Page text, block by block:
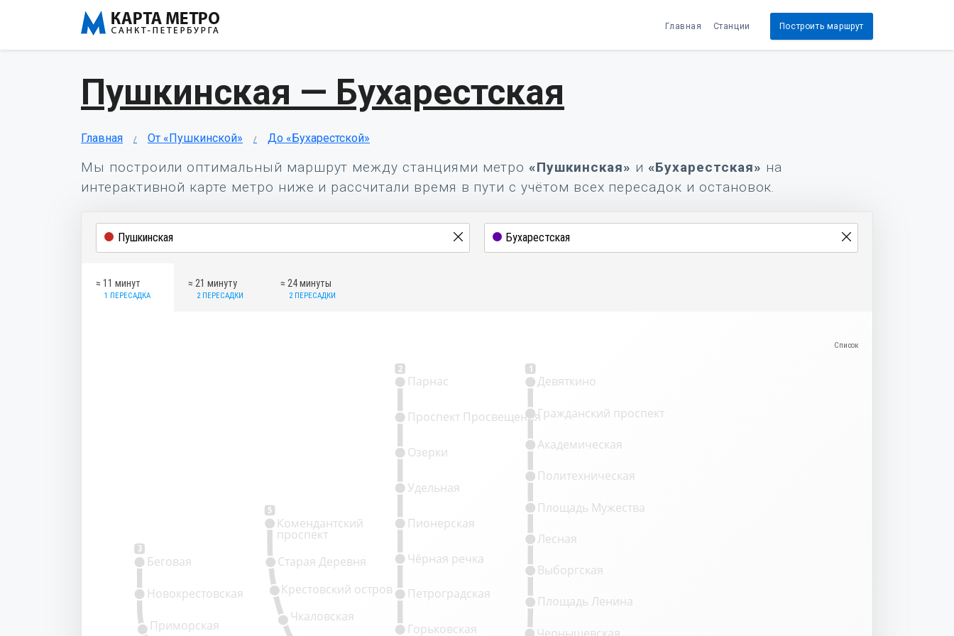
Главная Станции Построить маршрут
Пушкинская — Бухарестская
Главная От «Пушкинской» До «Бухарестской»
Мы построили оптимальный маршрут между станциями метро«Пушкинская» и «Бухарестская» на
интерактивной карте метро ниже и рассчитали время в пути с учётом всех пересадок и остановок.
≈ 11 минут
1 ПЕРЕСАДКА
≈ 21 минуту
2 ПЕРЕСАДКИ
≈ 24 минуты
2 ПЕРЕСАДКИ
3
5
2 1
Приморская
Чкаловская
Крестовский остров
Старая Деревня
Комендантский
проспект
Горьковская
Петроградская
Чёрная речка
Пионерская
Удельная
Озерки
Проспект Просвещения
Парнас
Чернышевская
Площадь Ленина
Выборгская
Лесная
Площадь Мужества
Политехническая
Академическая
Гражданский проспект
Девяткино
Новокрестовская
Беговая